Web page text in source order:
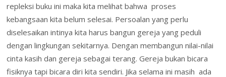
repleksi buku ini maka kita melihat bahwa proses
kebangsaan kita belum selesai. Persoalan yang perlu
diselesaikan intinya kita harus bangun gereja yang peduli
dengan lingkungan sekitarnya. Dengan membangun nilai-nilai
cinta kasih dan gereja sebagai terang. Gereja bukan bicara
fisiknya tapi bicara diri kita sendiri. Jika selama ini masih ada